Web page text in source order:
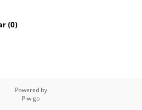
(0)
Powered by
Piwigo